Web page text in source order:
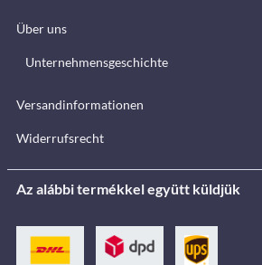
Über uns
Unternehmensgeschichte
Versandinformationen
Widerrufsrecht
Az alábbi termékkel együtt küldjük